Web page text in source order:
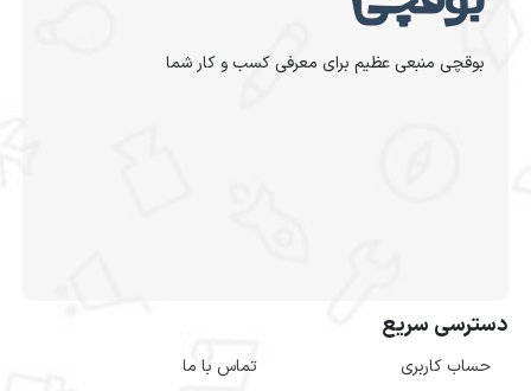
بوقچی منبعی عظیم برای معرفی کسب و کار شما
دسترسی سریع
حساب کاربری
تماس با ما